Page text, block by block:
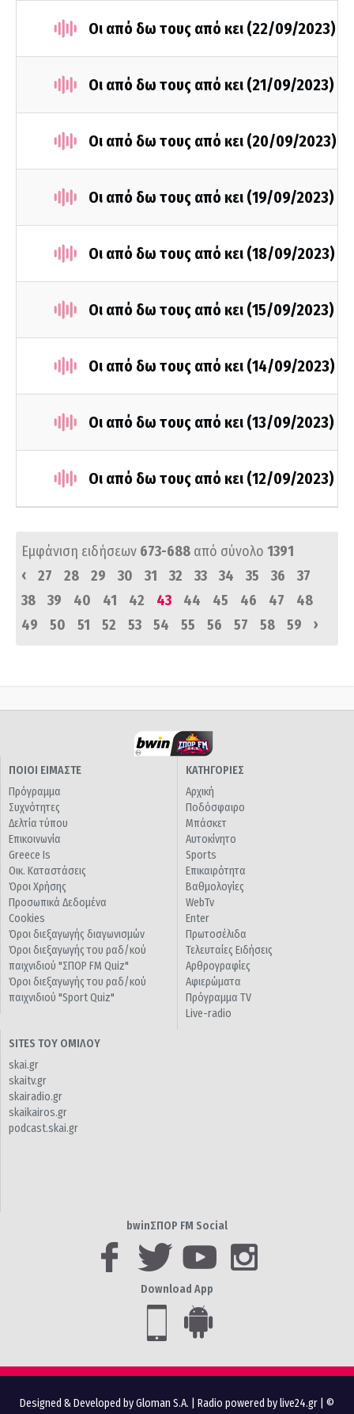
Οι από δω τους από κει (22/09/2023)
Οι από δω τους από κει (21/09/2023)
Οι από δω τους από κει (20/09/2023)
Οι από δω τους από κει (19/09/2023)
Οι από δω τους από κει (18/09/2023)
Οι από δω τους από κει (15/09/2023)
Οι από δω τους από κει (14/09/2023)
Οι από δω τους από κει (13/09/2023)
Οι από δω τους από κει (12/09/2023)
Εμφάνιση ειδήσεων 673-688 από σύνολο 1391
‹
27 28 29 30 31 32 33 34 35 36
37
38
39 40 41 42 43 44 45 46 47
48
49
50 51 52 53 54 55 56 57 58 59 ›
ΠΟΙΟΙ ΕΙΜΑΣΤΕ
Πρόγραμμα
Συχνότητες
Δελτία τύπου
Επικοινωνία
Greece Is
Οικ. Καταστάσεις
Όροι Χρήσης
Προσωπικά Δεδομένα
Cookies
Όροι διεξαγωγής διαγωνισμών
Όροι διεξαγωγής του ραδ/κού
παιχνιδιού "ΣΠΟΡ FM Quiz"
Όροι διεξαγωγής του ραδ/κού
παιχνιδιού "Sport Quiz"
ΚΑΤΗΓΟΡΙΕΣ
Αρχική
Ποδόσφαιρο
Μπάσκετ
Αυτοκίνητο
Sports
Επικαιρότητα
Βαθμολογίες
WebTv
Enter
Πρωτοσέλιδα
Τελευταίες Ειδήσεις
Αρθρογραφίες
Αφιερώματα
Πρόγραμμα TV
Live-radio
SITES ΤΟΥ ΟΜΙΛΟΥ
skai.gr
skaitv.gr
skairadio.gr
skaikairos.gr
podcast.skai.gr
bwinΣΠΟΡ FM Social
Download App
Designed & Developed by Gloman S.A. Radio powered by live24.gr | ©